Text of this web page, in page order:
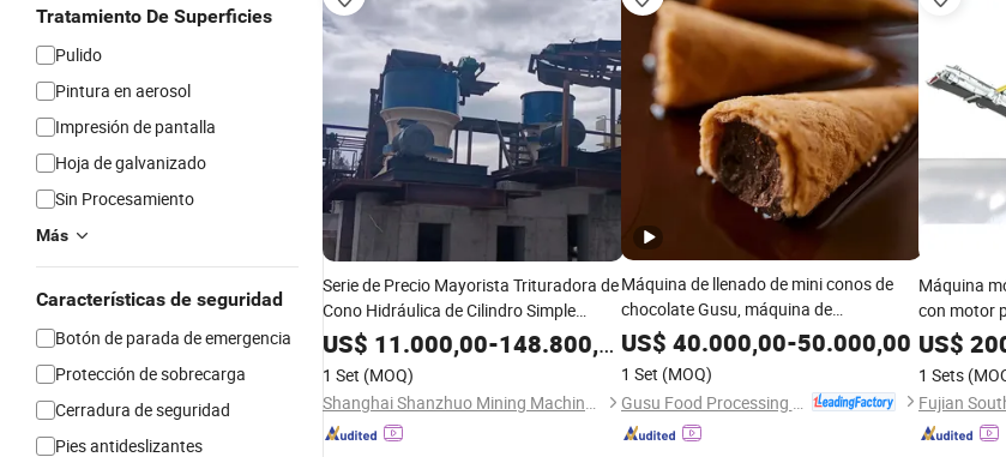
Tratamiento De Superficies
Pulido
Pintura en aerosol
Impresión de pantalla
Hoja de galvanizado
Sin Procesamiento
Más
Características de seguridad
Botón de parada de emergencia
Protección de sobrecarga
Cerradura de seguridad
Pies antideslizantes
Serie de Precio Mayorista Trituradora de
Cono Hidráulica de Cilindro Simple
Maquinaria de Minería
US$ 11.000,00-148.800,00
1 Set (MOQ)
Shanghai Shanzhuo Mining Machinery Co., Ltd
Máquina de llenado de mini conos de
chocolate Gusu, máquina de
dosificación de galletas
US$ 40.000,00-50.000,00
1 Set (MOQ)
Máquina
con motor
US$
1 Sets